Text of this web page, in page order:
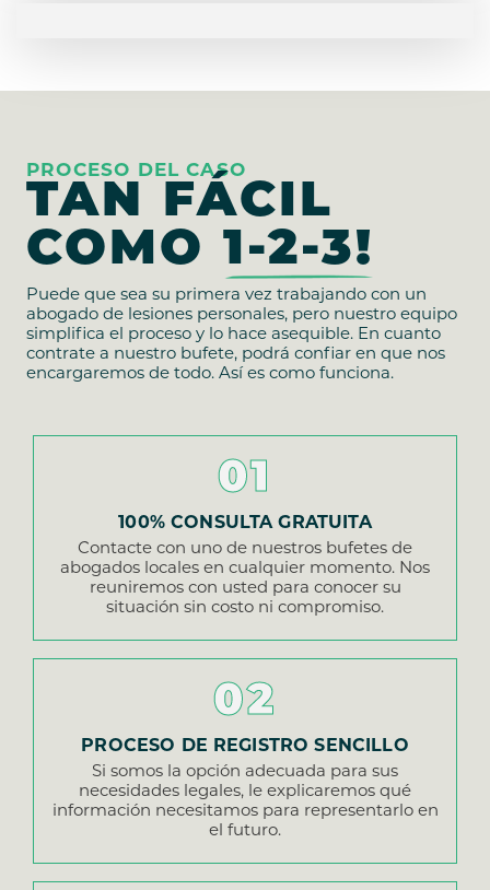
PROCESO DEL CASO
TAN FÁCIL
COMO 1-2-3!
Puede que sea su primera vez trabajando con un
abogado de lesiones personales, pero nuestro equipo
simplifica el proceso y lo hace asequible. En cuanto
contrate a nuestro bufete, podrá confiar en que nos
encargaremos de todo. Así es como funciona.
01
100% CONSULTA GRATUITA
Contacte con uno de nuestros bufetes de
abogados locales en cualquier momento. Nos
reuniremos con usted para conocer su
situación sin costo ni compromiso.
02
PROCESO DE REGISTRO SENCILLO
Si somos la opción adecuada para sus
necesidades legales, le explicaremos qué
información necesitamos para representarlo en
el futuro.